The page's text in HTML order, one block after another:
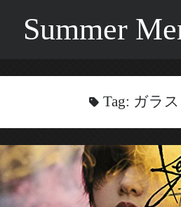
Summer
Categories
Being Music
GARNET CROW
Tag: ガラ